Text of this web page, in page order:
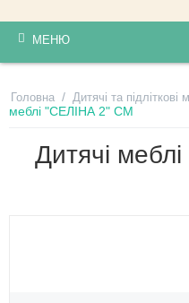
МЕНЮ
Головна / Дитячі та підліткові
меблі "СЕЛІНА 2" СМ
Дитячі